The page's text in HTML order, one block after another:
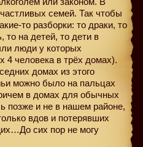
семей. Так чтобы
то разборки: то драки, то
то на детей, то дети в
люди у которых
4 человека в трёх домах).
домах из этого
можно было на пальцах
в домах для обычных
позже и не в нашем районе,
вдов и потерявших
сих пор не могу